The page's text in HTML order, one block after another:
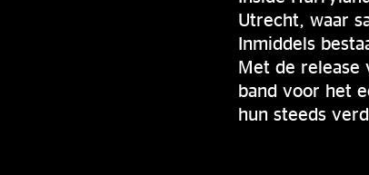
Utrecht, waar
Inmiddels
Met de release
band voor het
hun steeds